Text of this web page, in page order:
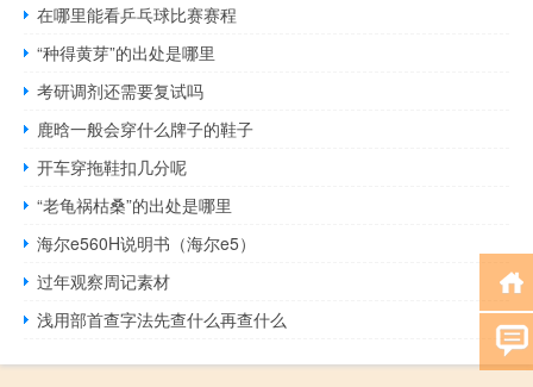
在哪里能看乒乓球比赛赛程
“种得黄芽”的出处是哪里
考研调剂还需要复试吗
鹿晗一般会穿什么牌子的鞋子
开车穿拖鞋扣几分呢
“老龟祸枯桑”的出处是哪里
海尔e560H说明书（海尔e5）
过年观察周记素材
浅用部首查字法先查什么再查什么